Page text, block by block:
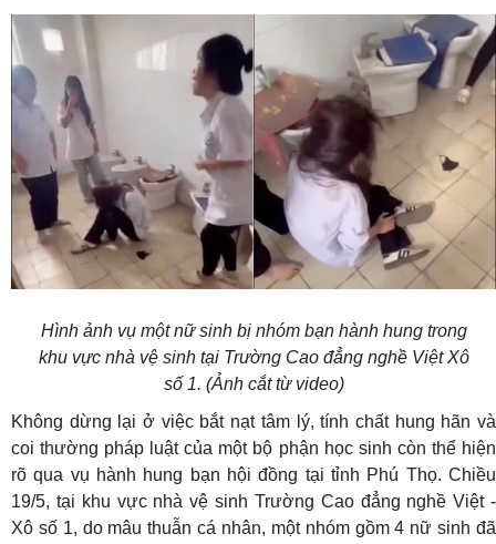
Hình ảnh vụ một nữ sinh bị nhóm bạn hành hung trong
khu vực nhà vệ sinh tại Trường Cao đẳng nghề Việt Xô
số 1. (Ảnh cắt từ video)
Không dừng lại ở việc bắt nạt tâm lý, tính chất hung hãn và
coi thường pháp luật của một bộ phận học sinh còn thể hiện
rõ qua vụ hành hung bạn hội đồng tại tỉnh Phú Thọ. Chiều
19/5, tại khu vực nhà vệ sinh Trường Cao đẳng nghề Việt -
Xô số 1, do mâu thuẫn cá nhân, một nhóm gồm 4 nữ sinh đã